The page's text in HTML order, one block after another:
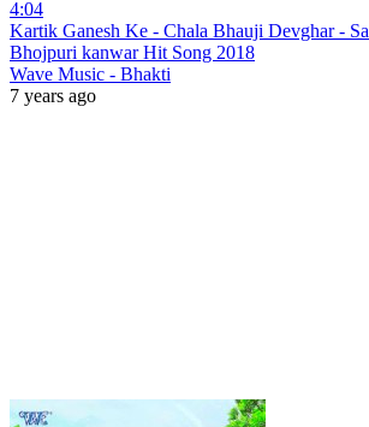
4:04
Kartik Ganesh Ke - Chala Bhauji Devghar -
Bhojpuri kanwar Hit Song 2018
Wave Music - Bhakti
7 years ago